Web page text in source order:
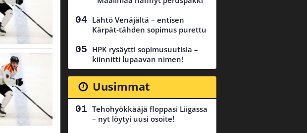
Lähtö Venäjältä – entisen
Kärpät-tähden sopimus purettu
HPK rysäytti sopimusuutisia –
kiinnitti lupaavan nimen!
Uusimmat
Tehohyökkääjä floppasi Liigassa
– nyt löytyi uusi osoite!